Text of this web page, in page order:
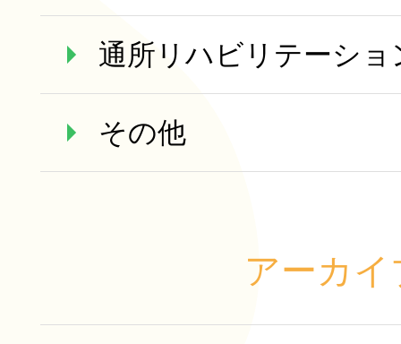
通所リハビリテーショ
その他
アーカイ